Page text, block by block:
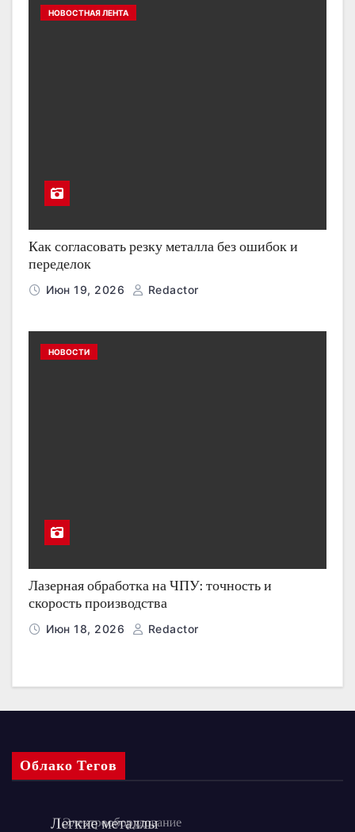
НОВОСТНАЯ ЛЕНТА
Как согласовать резку металла без ошибок и
переделок
Июн 19, 2026 Redactor
НОВОСТИ
Лазерная обработка на ЧПУ: точность и
скорость производства
Июн 18, 2026 Redactor
Облако Тегов